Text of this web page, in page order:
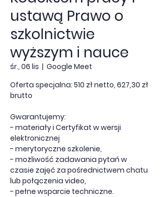
ustawą Prawo o
szkolnictwie
wyższym i nauce
śr., 06 lis
  |
Google Meet
Oferta specjalna: 510 zł netto, 627,30 zł
brutto
Gwarantujemy:
- materiały i Certyfikat w wersji
elektronicznej
- merytoryczne szkolenie,
- możliwość zadawania pytań w
czasie zajęć za pośrednictwem chatu
lub połączenia video,
- pełne wsparcie techniczne.